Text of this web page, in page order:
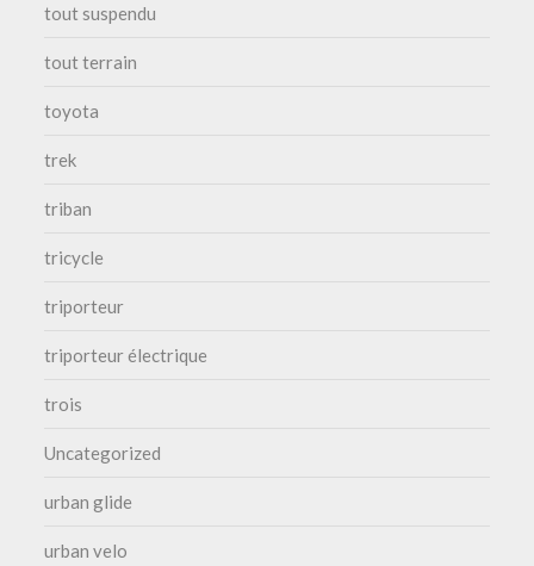
tout suspendu
tout terrain
toyota
trek
triban
tricycle
triporteur
triporteur électrique
trois
Uncategorized
urban glide
urban velo